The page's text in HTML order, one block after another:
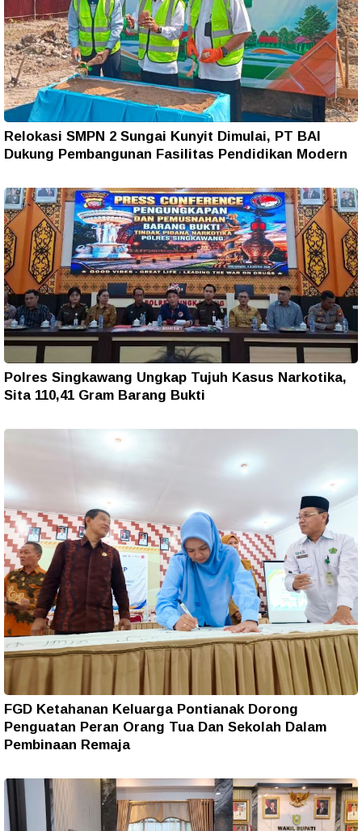
Relokasi SMPN 2 Sungai Kunyit Dimulai, PT BAI
Dukung Pembangunan Fasilitas Pendidikan Modern
Polres Singkawang Ungkap Tujuh Kasus Narkotika,
Sita 110,41 Gram Barang Bukti
FGD Ketahanan Keluarga Pontianak Dorong
Penguatan Peran Orang Tua Dan Sekolah Dalam
Pembinaan Remaja